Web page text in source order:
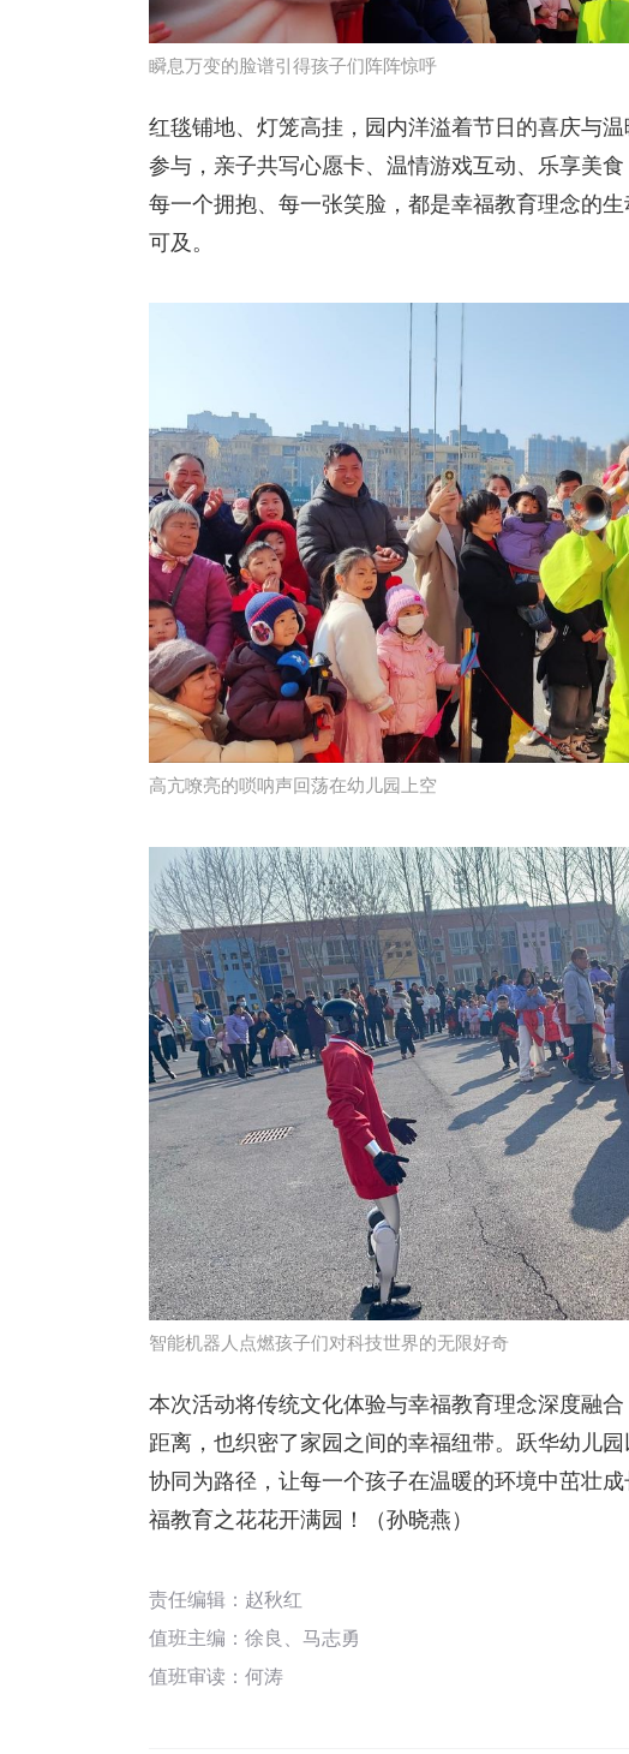
瞬息万变的脸谱引得孩子们阵阵惊呼
红毯铺地、灯笼高挂，园内洋溢着节日的喜庆与
参与，亲子共写心愿卡、温情游戏互动、乐享美
每一个拥抱、每一张笑脸，都是幸福教育理念的
可及。
高亢嘹亮的唢呐声回荡在幼儿园上空
智能机器人点燃孩子们对科技世界的无限好奇
本次活动将传统文化体验与幸福教育理念深度融
距离，也织密了家园之间的幸福纽带。跃华幼儿
协同为路径，让每一个孩子在温暖的环境中茁壮
福教育之花花开满园！（孙晓燕）
责任编辑：赵秋红
值班主编： 徐良 、 马志勇
值班审读：何涛